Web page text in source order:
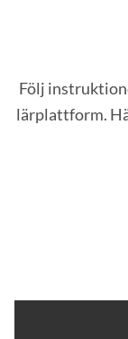
Följ
lärplattform.